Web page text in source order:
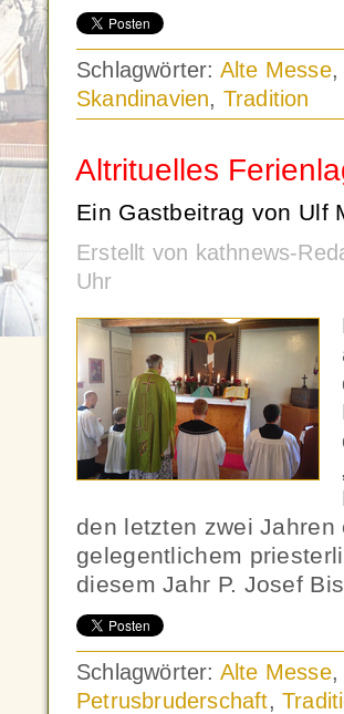
Schlagwörter: Alte Messe,
Skandinavien, Tradition
Altrituelles
Ein Gastbeitrag von Ulf
Erstellt von kathnews-
Uhr
den letzten zwei
gelegentlichem
diesem Jahr P. Josef
Schlagwörter: Alte Messe,
Petrusbruderschaft,